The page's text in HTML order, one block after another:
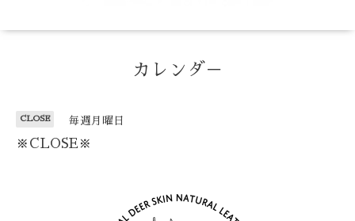
カレンダ－
CLOSE 毎週月曜日
※CLOSE※